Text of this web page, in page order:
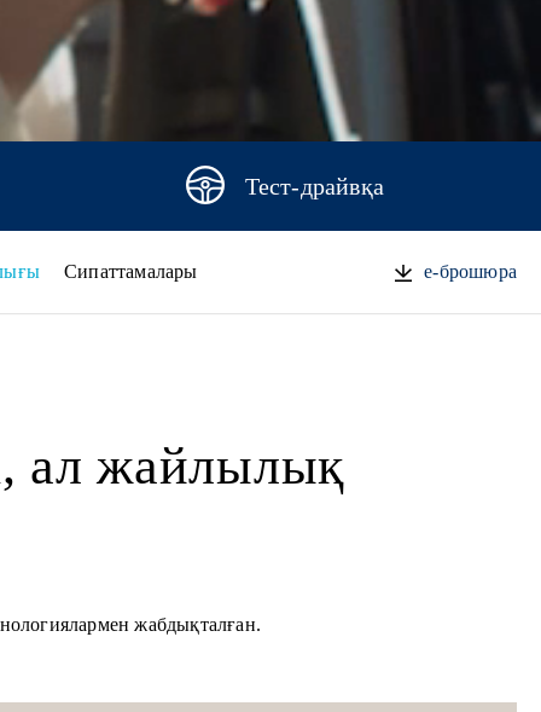
Тест-драйвқа
Сипаттамалары e-брошюра
ал жайлылық
жабдықталған.